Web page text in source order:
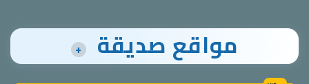
مواقع صديقة +